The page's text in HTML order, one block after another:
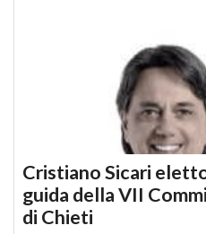
Cristiano Sicari
guida della VII
di Chieti